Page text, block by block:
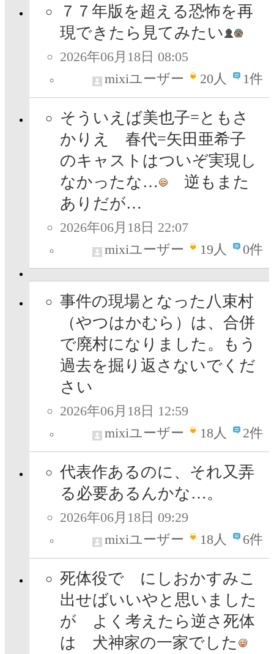
７７年版を超える恐怖を再
現できたら見てみたい
2026年06月18日 08:05
mixiユーザー
20人 1件
そういえば美也子=ともさ
かりえ 春代=矢田亜希子
のキャストはついぞ実現し
なかったな…
逆もまた
ありだが…
2026年06月18日 22:07
mixiユーザー
19人 0件
事件の現場となった八束村
（やつはかむら）は、合併
で廃村になりました。もう
過去を掘り返さないでくだ
さい
2026年06月18日 12:59
mixiユーザー
18人 2件
代表作あるのに、それ又弄
る必要あるんかな…。
2026年06月18日 09:29
mixiユーザー
18人 6件
死体役で にしおかすみこ
出せばいいやと思いました
が よく考えたら逆さ死体
は 犬神家の一家でした